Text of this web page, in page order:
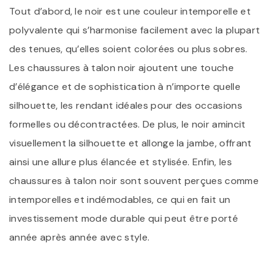
Tout d’abord, le noir est une couleur intemporelle et
polyvalente qui s’harmonise facilement avec la plupart
des tenues, qu’elles soient colorées ou plus sobres.
Les chaussures à talon noir ajoutent une touche
d’élégance et de sophistication à n’importe quelle
silhouette, les rendant idéales pour des occasions
formelles ou décontractées. De plus, le noir amincit
visuellement la silhouette et allonge la jambe, offrant
ainsi une allure plus élancée et stylisée. Enfin, les
chaussures à talon noir sont souvent perçues comme
intemporelles et indémodables, ce qui en fait un
investissement mode durable qui peut être porté
année après année avec style.